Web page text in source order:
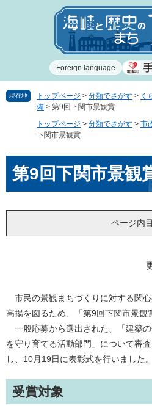
で
ば
Foreign language
現在地 トップページ > 分類でさがす > く
備 > 第9回下関市景観賞
トップページ > 分類でさがす > 市
下関市景観賞
文第9回下関市景観
ページ内
市民の景観まちづくりに対する関
高揚を図るため、「第9回下関市景観
一般応募から選出された、「建築
を守り育てる活動部門」について審
し、10月19日に表彰式を行いました。
受賞対象